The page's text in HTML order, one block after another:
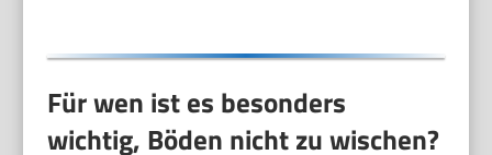
Für wen ist es besonders
wichtig, Böden nicht zu wischen?